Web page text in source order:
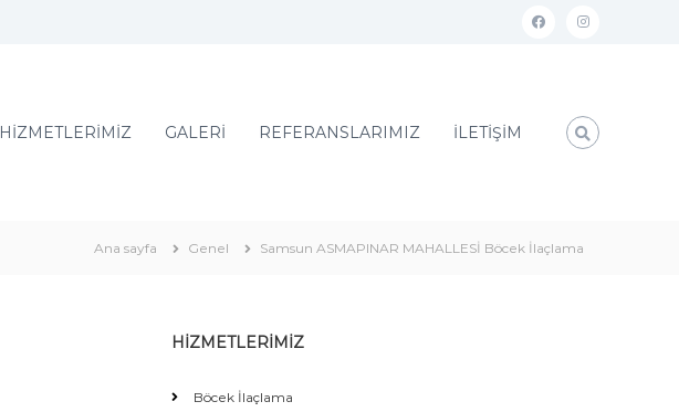
HİZMETLERİMİZ GALERİ REFERANSLARIMIZ İLETİŞİM
Ana sayfa Genel Samsun ASMAPINAR MAHALLESİ Böcek İlaçlama
HİZMETLERİMİZ
Böcek İlaçlama